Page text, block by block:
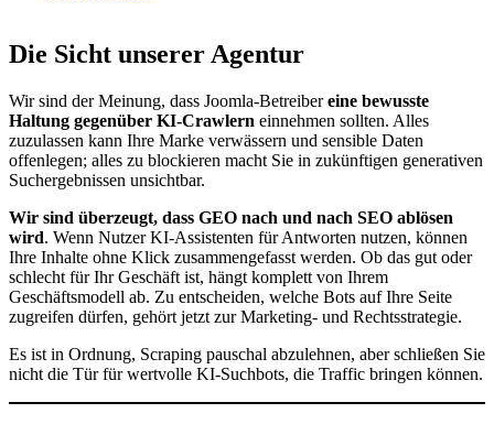
Die Sicht unserer Agentur
Wir sind der Meinung, dass Joomla‑Betreibereine bewusste
Haltung gegenüber KI‑Crawlern einnehmen sollten. Alles
zuzulassen kann Ihre Marke verwässern und sensible Daten
offenlegen; alles zu blockieren macht Sie in zukünftigen generativen
Suchergebnissen unsichtbar.
Wir sind überzeugt, dass GEO nach und nach SEO ablösen
wird. Wenn Nutzer KI‑Assistenten für Antworten nutzen, können
Ihre Inhalte ohne Klick zusammengefasst werden. Ob das gut oder
schlecht für Ihr Geschäft ist, hängt komplett von Ihrem
Geschäftsmodell ab. Zu entscheiden, welche Bots auf Ihre Seite
zugreifen dürfen, gehört jetzt zur Marketing‑ und Rechtsstrategie.
Es ist in Ordnung, Scraping pauschal abzulehnen, aber schließen Sie
nicht die Tür für wertvolle KI‑Suchbots, die Traffic bringen können.